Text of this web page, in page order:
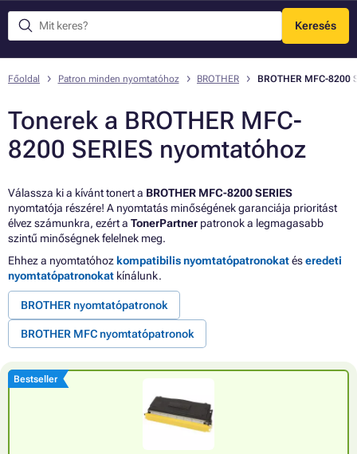
Keresés
Menü
Főoldal Patron minden nyomtatóhoz BROTHER BROTHER MFC-8200
Tonerek a BROTHER MFC-
8200 SERIES nyomtatóhoz
Válassza ki a kívánt tonert a BROTHER MFC-8200 SERIES
nyomtatója részére! A nyomtatás minőségének garanciája prioritást
élvez számunkra, ezért a TonerPartner patronok a legmagasabb
szintű minőségnek felelnek meg.
Ehhez a nyomtatóhoz kompatibilis nyomtatópatronokatéseredeti
nyomtatópatronokat kínálunk.
BROTHER nyomtatópatronok
BROTHER MFC nyomtatópatronok
Bestseller